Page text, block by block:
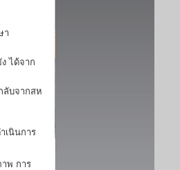
า
ได้จาก
ลับจากสห
นินการ
พ การ